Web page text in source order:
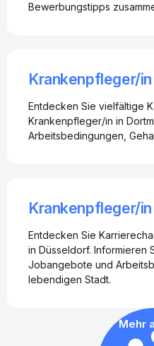
Bewerbungstipps
Krankenpfleger/
Entdecken Sie vielfältige
Krankenpfleger/in in
Arbeitsbedingungen,
Krankenpfleger/
Entdecken Sie
in Düsseldorf. Informieren
Jobangebote und
lebendigen Stadt.
Mehr